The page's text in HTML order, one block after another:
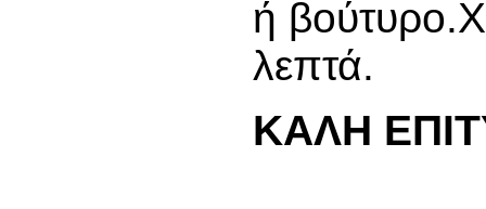
ή
λεπτά.
ΚΑΛΗ